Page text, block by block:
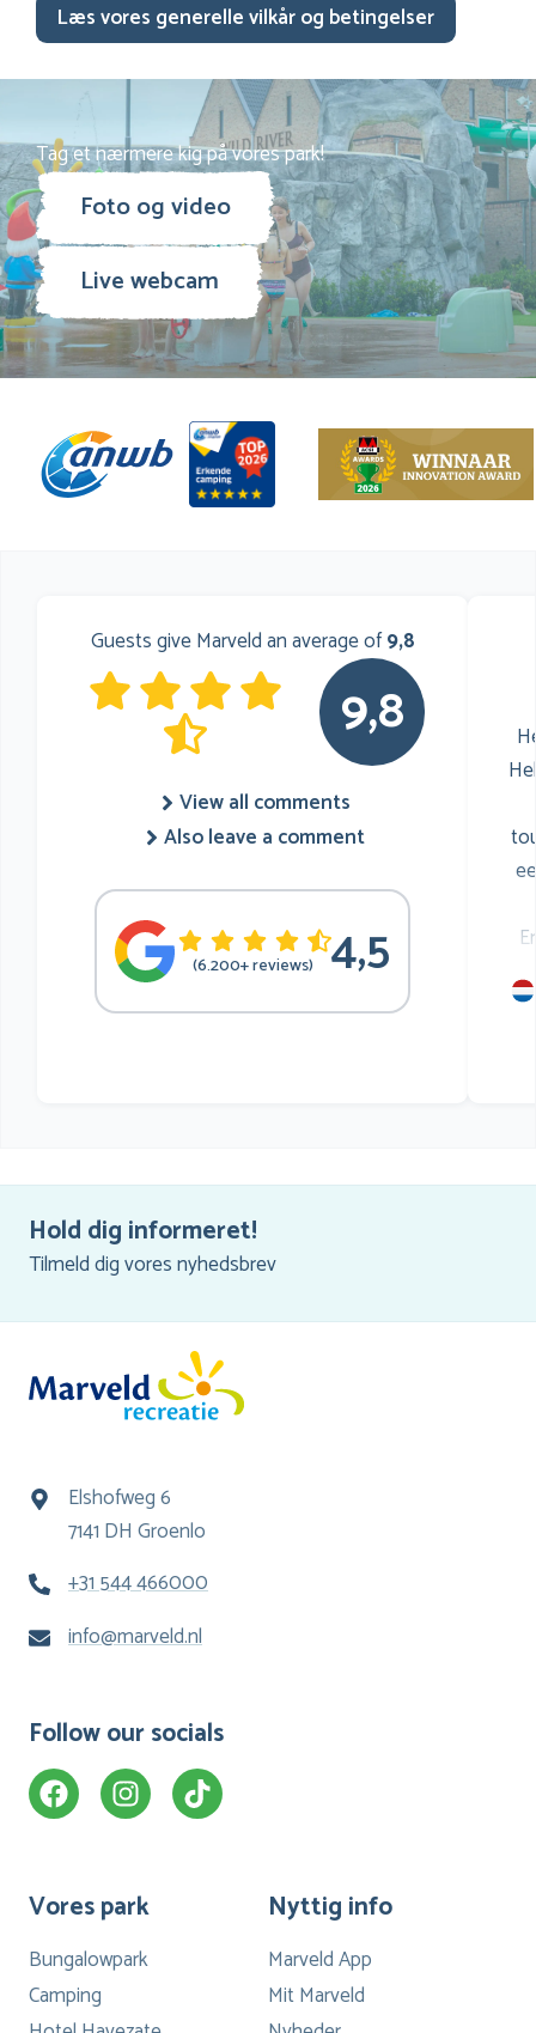
Læs vores generelle vilkår og betingelser
Tag et nærmere kig på vores park!
Foto og video
Live webcam
Guests give Marveld an average of9,8
9,8
View all comments
Also leave a comment
(6.200+ reviews) 4,5
Hold dig informeret!
Tilmeld dig vores nyhedsbrev
Elshofweg 6
7141 DH Groenlo
+31 544 466000
info@marveld.nl
Follow our socials
Vores park
Bungalowpark
Camping
Nyttig info
Marveld App
Mit Marveld